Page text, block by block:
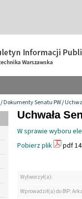
/Dokumenty Senatu PW/
Uchwała
W sprawie wyboru
Pobierz plik
pdf
Wytworzył(a):
Wprowadził(a) do BIP: